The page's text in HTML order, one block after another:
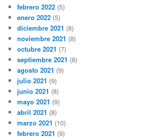
febrero 2022 (5)
enero 2022 (5)
diciembre 2021 (8)
noviembre 2021 (8)
octubre 2021 (7)
septiembre 2021 (8)
agosto 2021 (9)
julio 2021 (9)
junio 2021 (8)
mayo 2021 (9)
abril 2021 (8)
marzo 2021 (10)
febrero 2021 (9)